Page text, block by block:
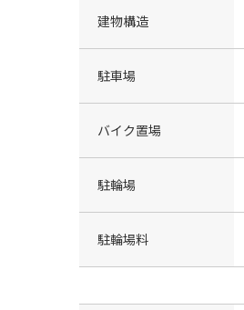
建物構造
駐車場
バイク置場
駐輪場
駐輪場料